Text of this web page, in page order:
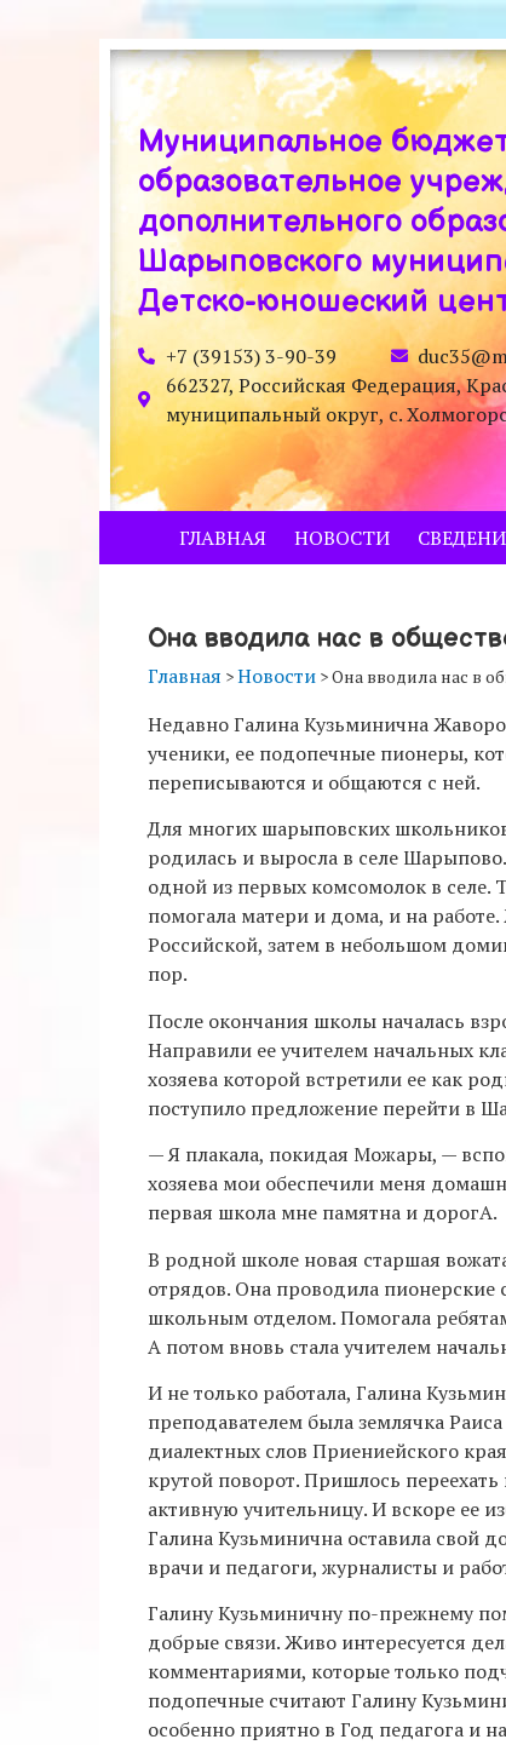
Муниципальное
образовательное
дополнительного
Шарыповского
Детско-юношеский
+7 (39153) 3-90-39
662327, Российская Федерация,
муниципальный округ, с.
ГЛАВНАЯ НОВОСТИ
Она вводила нас в
Главная >Новости >Она вводила нас в
Недавно Галина Кузьминична
ученики, ее подопечные пионеры,
переписываются и общаются с ней.
Для многих шарыповских
родилась и выросла в селе
одной из первых комсомолок в селе.
помогала матери и дома, и на
Российской, затем в небольшом
пор.
После окончания школы началась
Направили ее учителем начальных
хозяева которой встретили ее как
поступило предложение перейти в
— Я плакала, покидая Можары, —
хозяева мои обеспечили меня
первая школа мне памятна и дорогА.
В родной школе новая старшая
отрядов. Она проводила пионерские
школьным отделом. Помогала
А потом вновь стала учителем
И не только работала, Галина
преподавателем была землячка
диалектных слов Приениейского
крутой поворот. Пришлось
активную учительницу. И вскоре ее
Галина Кузьминична оставила свой
врачи и педагоги, журналисты и
Галину Кузьминичну по-прежнему
добрые связи. Живо интересуется
комментариями, которые только
подопечные считают Галину
особенно приятно в Год педагога и